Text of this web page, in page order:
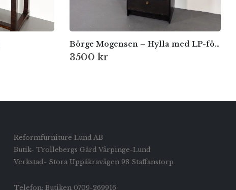
Börge Mogensen – Hylla med LP-förvaring
3500 kr
Reformfurniture Lund AB
Butik- Trollebergs Gård Värpinge-Lund
Verkstad- Stora Uppåkravägen 98 Staffanstorp
Telefon: Butiken 0709-269916